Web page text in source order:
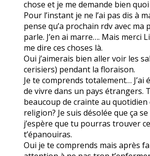
chose et je me demande bien quoi
Pour l’instant je ne l’ai pas dis à
pense qu’a prochain rdv avec ma
parle. J’en ai marre…. Mais merci
me dire ces choses là.
Oui j’aimerais bien aller voir les
cerisiers) pendant la floraison.
Je te comprends totalement… J’ai
de vivre dans un pays étrangers.
beaucoup de crainte au
religion? Je suis désolée que ça
j’espère que tu pourras trouver
t’épanouiras.
Oui je te comprends mais après